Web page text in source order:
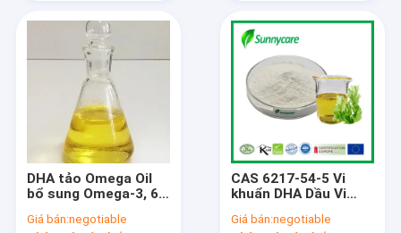
DHA tảo Omega Oil
bổ sung Omega-3, 6
Certified
Giá bán:negotiable
CAS 6217-54-5 Vi
khuẩn DHA Dầu Vi
Omega 3
Giá bán:negotiable